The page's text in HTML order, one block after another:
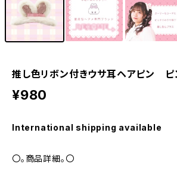
推し色リボン付きウサ耳ヘアピン ピ
¥980
International shipping available
〇。商品詳細。〇